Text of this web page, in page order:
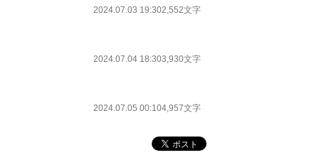
2024.07.03 19:302,552文字
2024.07.04 18:303,930文字
2024.07.05 00:104,957文字